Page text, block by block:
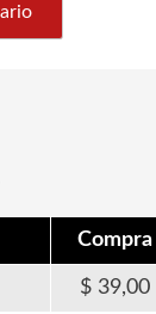
Compra
39,00